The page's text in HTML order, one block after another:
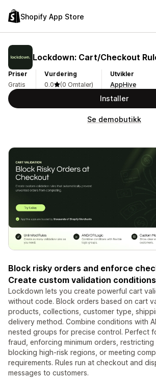
Shopify App Store
Lockdown: Cart/Checkout
Priser
Gratis
Vurdering
0.0
(0 Omtaler)
Utvikler
AppHive
Installer
Se demobutikk
Block risky orders and enforce
Create custom validation
Lockdown lets you create powerful cart
without code. Block orders based on cart
products, collections, customer type,
delivery method. Combine conditions with
nested groups for precise control. Perfect
fraud, enforcing minimum orders,
blocking high-risk regions, or meeting
requirements. Rules run at checkout and
messages to customers.